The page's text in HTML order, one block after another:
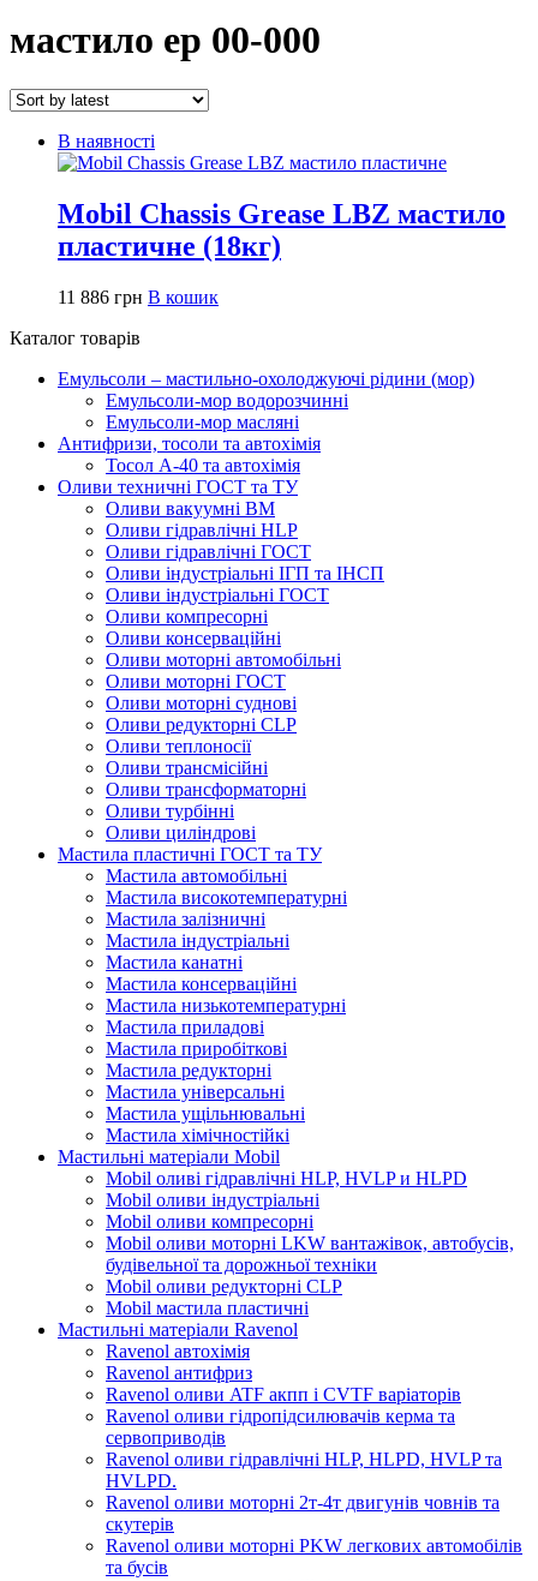
мастило ep 00-000
В наявності
Mobil Chassis Grease LBZ мастило
пластичне (18кг)
11 886 грн В кошик
Каталог товарів
Емульсоли – мастильно-охолоджуючі рідини (мор)
Емульсоли-мор водорозчинні
Емульсоли-мор масляні
Антифризи, тосоли та автохімія
Тосол А-40 та автохімія
Оливи техничні ГОСТ та ТУ
Оливи вакуумні ВМ
Оливи гідравлічні HLP
Оливи гідравлічні ГОСТ
Оливи індустріальні ІГП та ІНСП
Оливи індустріальні ГОСТ
Оливи компресорні
Оливи консерваційні
Оливи моторні автомобільні
Оливи моторні ГОСТ
Оливи моторні суднові
Оливи редукторні CLP
Оливи теплоносії
Оливи трансмісійні
Оливи трансформаторні
Оливи турбінні
Оливи циліндрові
Мастила пластичні ГОСТ та ТУ
Мастила автомобільні
Мастила високотемпературні
Мастила залізничні
Мастила індустріальні
Мастила канатні
Мастила консерваційні
Мастила низькотемпературні
Мастила приладові
Мастила приробіткові
Мастила редукторні
Мастила універсальні
Мастила ущільнювальні
Мастила хімічностійкі
Мастильні матеріали Mobil
Mobil оливі гідравлічні HLP, HVLP и HLPD
Mobil оливи індустріальні
Mobil оливи компресорні
Mobil оливи моторні LKW вантажівок, автобусів,
будівельної та дорожньої техніки
Mobil оливи редукторні CLP
Mobil мастила пластичні
Мастильні матеріали Ravenol
Ravenol автохімія
Ravenol антифриз
Ravenol оливи ATF акпп і CVTF варіаторів
Ravenol оливи гідропідсилювачів керма та
сервоприводів
Ravenol оливи гідравлічні HLP, HLPD, HVLP та
HVLPD.
Ravenol оливи моторні 2т-4т двигунів човнів та
скутерів
Ravenol оливи моторні PKW легкових автомобілів
та бусів